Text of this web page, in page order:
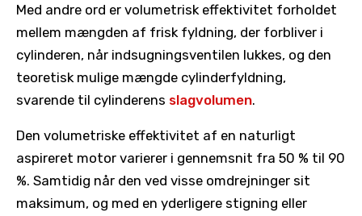
Med andre ord er volumetrisk effektivitet forholdet
mellem mængden af ​​frisk fyldning, der forbliver i
cylinderen, når indsugningsventilen lukkes, og den
teoretisk mulige mængde cylinderfyldning,
svarende til cylinderens slagvolumen.
Den volumetriske effektivitet af en naturligt
aspireret motor varierer i gennemsnit fra 50 % til 90
%. Samtidig når den ved visse omdrejninger sit
maksimum, og med en yderligere stigning eller